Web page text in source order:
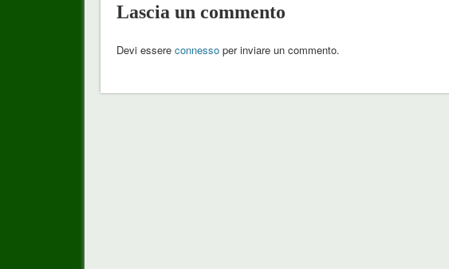
Lascia un commento
Devi essere connessoper inviare un commento.